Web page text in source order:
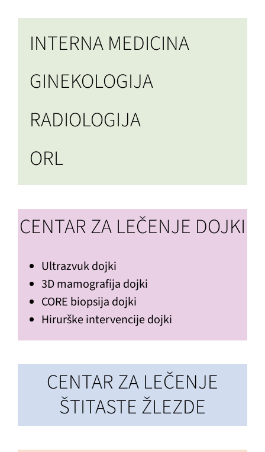
INTERNA MEDICINA
GINEKOLOGIJA
RADIOLOGIJA
ORL
CENTAR ZA LEČENJE DOJKI
Ultrazvuk dojki
3D mamografija dojki
CORE biopsija dojki
Hirurške intervencije dojki
CENTAR ZA LEČENJE
ŠTITASTE ŽLEZDE